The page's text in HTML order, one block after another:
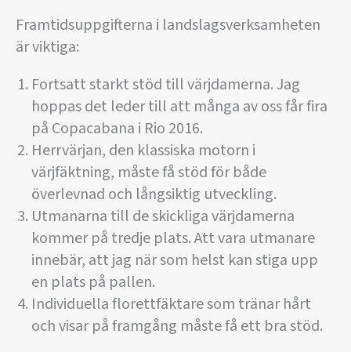
Framtidsuppgifterna i landslagsverksamheten
är viktiga:
Fortsatt starkt stöd till värjdamerna. Jag
hoppas det leder till att många av oss får fira
på Copacabana i Rio 2016.
Herrvärjan, den klassiska motorn i
värjfäktning, måste få stöd för både
överlevnad och långsiktig utveckling.
Utmanarna till de skickliga värjdamerna
kommer på tredje plats. Att vara utmanare
innebär, att jag när som helst kan stiga upp
en plats på pallen.
Individuella florettfäktare som tränar hårt
och visar på framgång måste få ett bra stöd.